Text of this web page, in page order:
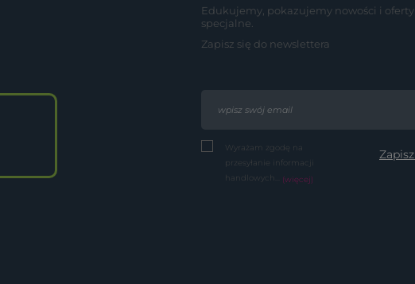
Edukujemy, pokazujemy nowości i oferty
specjalne.
Zapisz się do newslettera
Wyrażam zgodę na
przesyłanie informacji
handlowych... (więcej)